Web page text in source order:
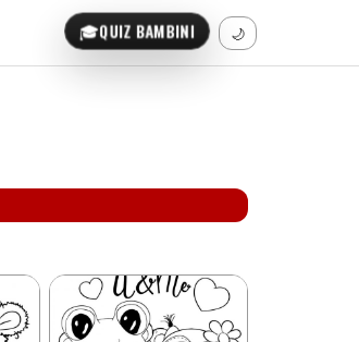
🎓QUIZ BAMBINI 🌙